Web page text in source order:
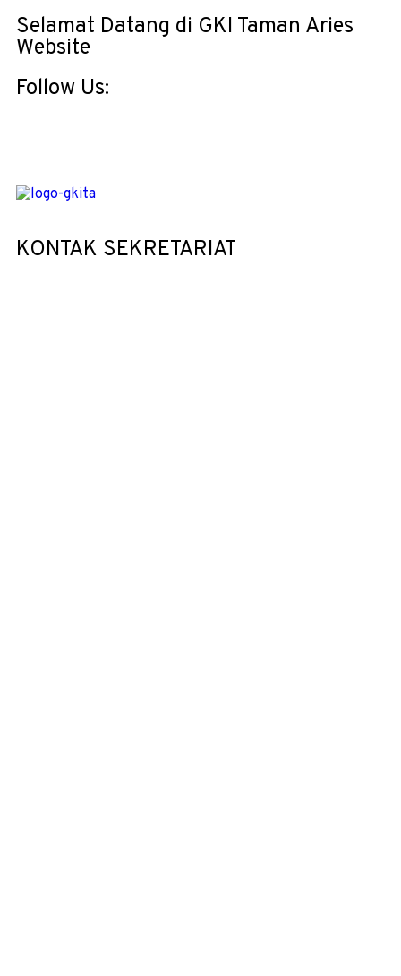
Selamat Datang di GKI Taman Aries
Website
Follow Us:
KONTAK SEKRETARIAT